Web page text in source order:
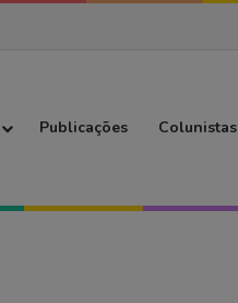
Publicações Colunistas